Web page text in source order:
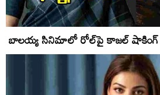
బాలయ్య సినిమాలో రోల్‌పై కాజల్